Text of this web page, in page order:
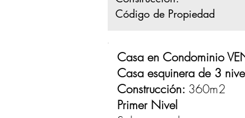
Casa en Condominio
Casa esquinera de 3
Construcción: 360m2
Primer Nivel
Código de Propiedad